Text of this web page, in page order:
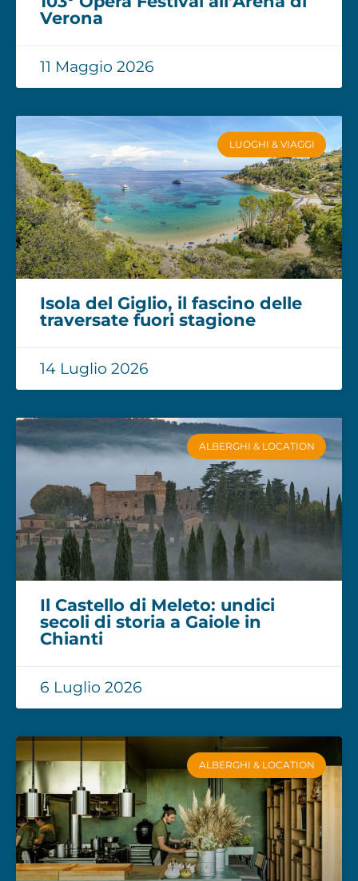
Verona
11 Maggio 2026
LUOGHI & VIAGGI
Isola del Giglio, il fascino delle
traversate fuori stagione
14 Luglio 2026
ALBERGHI & LOCATION
Il Castello di Meleto: undici
secoli di storia a Gaiole in
Chianti
6 Luglio 2026
ALBERGHI & LOCATION